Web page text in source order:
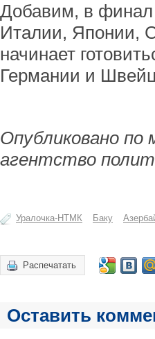
Добавим, в
Италии, Японии,
начинает
Германии и
Опубликовано
агентство
Уралочка-НТМК Баку
Распечатать
Оставить